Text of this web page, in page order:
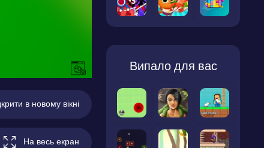
в новому вікні
На весь екран
Випало для вас